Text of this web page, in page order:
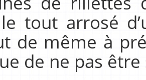
tout arrosé
de même à
de ne pas